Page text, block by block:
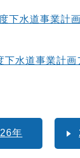
下水道事業計
下水道事業計画
年